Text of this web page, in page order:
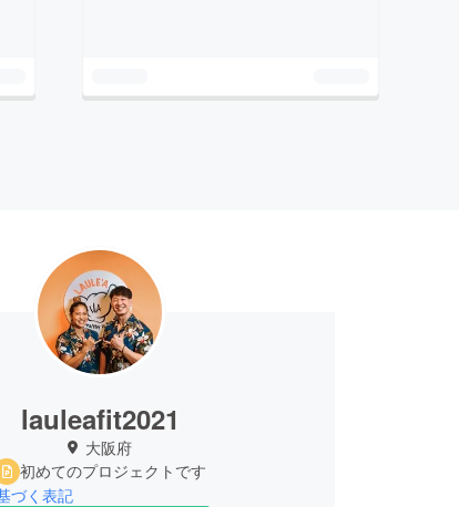
lauleafit2021
大阪府
初めてのプロジェクトです
づく表記